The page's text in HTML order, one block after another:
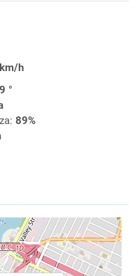
h
°
89%